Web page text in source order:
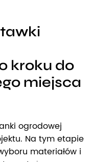
kroku do
miejsca
ogrodowej
Na tym etapie
materiałów i